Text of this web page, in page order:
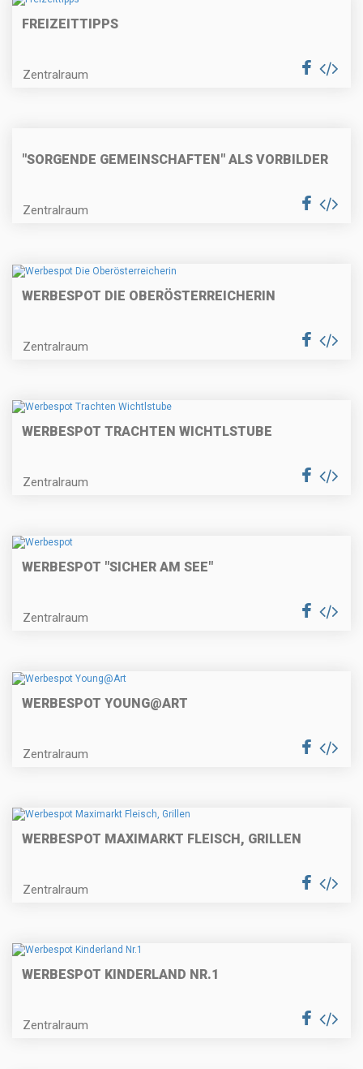
FREIZEITTIPPS
Zentralraum
"SORGENDE GEMEINSCHAFTEN" ALS VORBILDER
Zentralraum
WERBESPOT DIE OBERÖSTERREICHERIN
Zentralraum
WERBESPOT TRACHTEN WICHTLSTUBE
Zentralraum
WERBESPOT "SICHER AM SEE"
Zentralraum
WERBESPOT YOUNG@ART
Zentralraum
WERBESPOT MAXIMARKT FLEISCH, GRILLEN
Zentralraum
WERBESPOT KINDERLAND NR.1
Zentralraum